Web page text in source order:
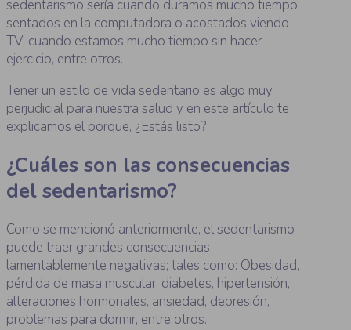
sedentarismo sería cuando duramos mucho tiempo
sentados en la computadora o acostados viendo
TV, cuando estamos mucho tiempo sin hacer
ejercicio, entre otros.
Tener un estilo de vida sedentario es algo muy
perjudicial para nuestra salud y en este artículo te
explicamos el porque, ¿Estás listo?
¿Cuáles son las consecuencias
del sedentarismo?
Como se mencionó anteriormente, el sedentarismo
puede traer grandes consecuencias
lamentablemente negativas; tales como: Obesidad,
pérdida de masa muscular, diabetes, hipertensión,
alteraciones hormonales, ansiedad, depresión,
problemas para dormir, entre otros.